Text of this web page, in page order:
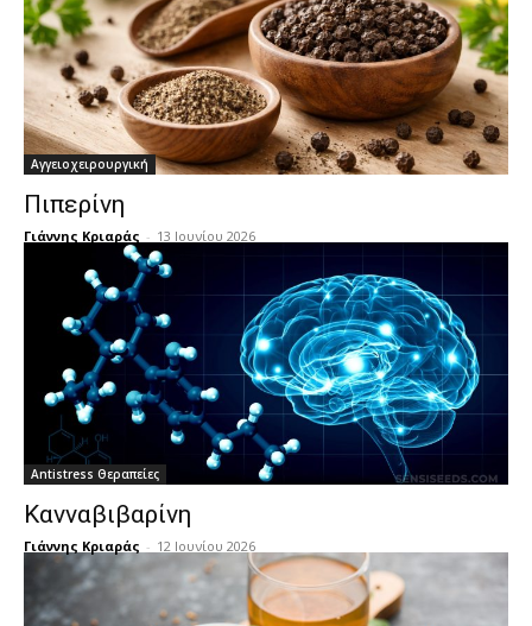
Αγγειοχειρουργική
Πιπερίνη
Γιάννης Κριαράς - 13 Ιουνίου 2026
Antistress Θεραπείες
Κανναβιβαρίνη
Γιάννης Κριαράς - 12 Ιουνίου 2026